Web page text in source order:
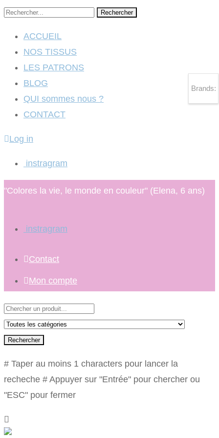
Rechercher
ACCUEIL
NOS TISSUS
LES PATRONS
BLOG
QUI sommes nous ?
CONTACT
Log in
instragram
"Colores la vie, le monde en couleur" (Elena, 6 ans)
instragram
Contact
Mon compte
Rechercher
# Taper au moins 1 characters pour lancer la
recheche # Appuyer sur "Entrée" pour chercher ou
"ESC" pour fermer
Brands: